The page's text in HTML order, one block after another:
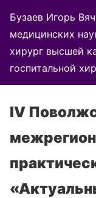
Бузаев Игорь
медицинских
хирург высшей
госпитальной
IV